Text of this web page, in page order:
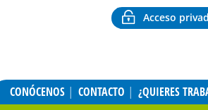
Acceso
CONÓCENOS CONTACTO ¿QUIERES